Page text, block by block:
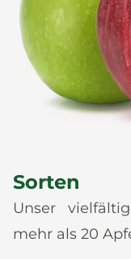
News
Es
Sorten
Unser
mehr als 20